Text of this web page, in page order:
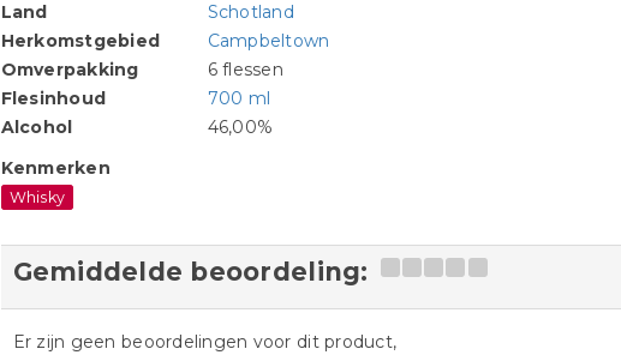
Land
Schotland
Herkomstgebied
Campbeltown
Omverpakking
6 flessen
Flesinhoud
700 ml
Alcohol
46,00%
Kenmerken
Whisky
Gemiddelde beoordeling:
Er zijn geen beoordelingen voor dit product,